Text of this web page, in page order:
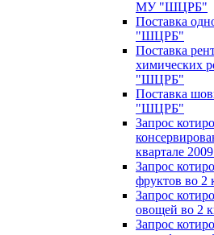
МУ "ШЦРБ"
Поставка
"ШЦРБ"
Поставка
химических
"ШЦРБ"
Поставка
"ШЦРБ"
Запрос
квартале
Запрос
фруктов во 2
Запрос
овощей во 2
Запрос